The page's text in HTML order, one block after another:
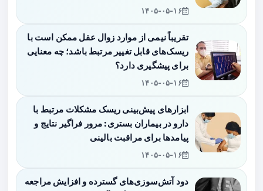
۱۴۰۵-۰۵-۱۶
تقریباً نیمی از موارد زوال عقل ممکن است با
ریسک‌های قابل تغییر مرتبط باشد؛ چه معنایی
برای پیشگیری دارد؟
۱۴۰۵-۰۵-۱۶
ابزارهای پیش‌بینی ریسک مشکلات مرتبط با
دارو در بیماران بستری: مرور فراگیر نتایج و
پیامدها برای مراقبت بالینی
۱۴۰۵-۰۵-۱۶
دود آتش‌سوزی‌های گسترده و افزایش مراجعه